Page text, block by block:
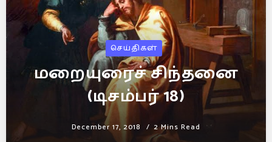
செய்திகள்
மறையுரைச் சிந்தனை
(டிசம்பர் 18)
December 17, 2018 2 Mins Read